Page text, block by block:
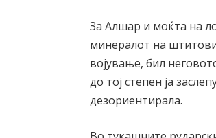
За Алшар и моќта на
минералот на
војување, бил
до тој степен ја
дезориентирала.